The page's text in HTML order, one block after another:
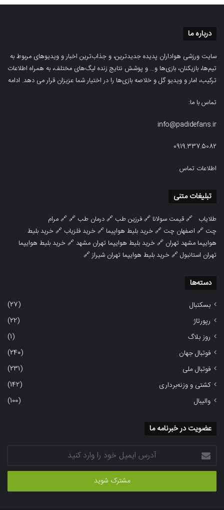
درباره ما
سایت ورزشی هواداران پدیده جدیدترین، و جذاب‌ترین اخبار و ویدیوهای مربوط به
تیم‌ها، بازیکنان، بازی‌ها و… و پوشش نتایج زنده لیگ‌های مختلف، به همراه اطلاعات
ترکیب، امار و ویدیو‌‌ گل‌ و خلاصه بازی‌ها را در اختیار شما عزیزان قرار می دهد. ادامه
تماس با ما:
info@padidefans.ir
0919.337.5082
اطلاعات تماس
تبلیغات متنی
طلایاب 🔗قیمت سولانا 🔗فرزین طب 🔗درمان طب 🔗 🔗مرام
چت 🔗 اصفهان چت 🔗خرید بلیط هواپیما 🔗خرید فلزیاب 🔗خرید بلیط
هوایپما مشهد تهران 🔗خرید بلیط هوایپما تهران مشهد🔗خرید بلیط هوایپما
تهران استانبول🔗خرید بلیط هوایپما تهران شیراز🔗
دسته‌ها
بسکتبال
(27)
رپورتاژ
(22)
روز بلاگ
(1)
فوتبال جهان
(240)
فوتبال ملی
(231)
کشتی و وزنه‌برداری
(142)
والیبال
(100)
عضویت در خبرنامه ما
آدرس
ایمیل
خود
وارد